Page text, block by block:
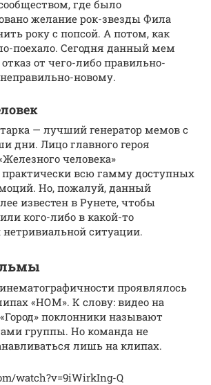
где было
желание рок-звезды Фила
року с попсой. А потом, как
поехало. Сегодня данный мем
от чего-либо правильно-
неправильно-новому.
— лучший генератор мемов с
дни. Лицо главного героя
человека»
всю гамму доступных
Но, пожалуй, данный
известен в Рунете, чтобы
кого-либо в какой-то
ситуации.
проявлялось
«НОМ». К слову: видео на
поклонники называют
группы. Но команда не
лишь на клипах.
watch?v=9iWirkIng-Q